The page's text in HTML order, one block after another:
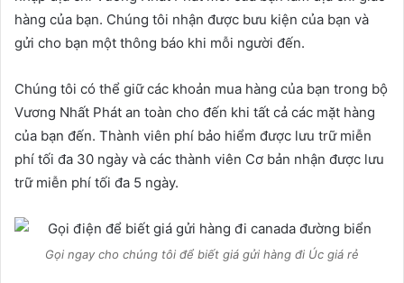
hàng của bạn. Chúng tôi nhận được bưu kiện của bạn và
gửi cho bạn một thông báo khi mỗi người đến.
Chúng tôi có thể giữ các khoản mua hàng của bạn trong bộ
Vương Nhất Phát an toàn cho đến khi tất cả các mặt hàng
của bạn đến. Thành viên phí bảo hiểm được lưu trữ miễn
phí tối đa 30 ngày và các thành viên Cơ bản nhận được lưu
trữ miễn phí tối đa 5 ngày.
Gọi ngay cho chúng tôi để biết giá gửi hàng đi Úc giá rẻ